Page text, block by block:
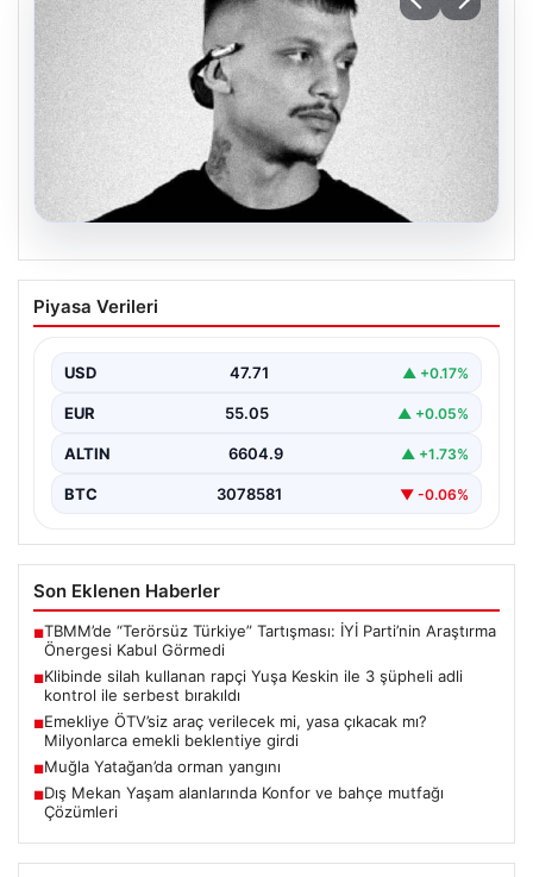
06.08.2026
Klibinde silah kullanan rapçi Yuşa
Keskin ile 3 şüpheli adli kontrol ile
Piyasa Verileri
USD 47.71 ▲ +0.17%
EUR 55.05 ▲ +0.05%
ALTIN 6604.9 ▲ +1.73%
BTC 3078581 ▼ -0.06%
Son Eklenen Haberler
■TBMM’de “Terörsüz Türkiye” Tartışması: İYİ Parti’nin Araştırma
Önergesi Kabul Görmedi
■Klibinde silah kullanan rapçi Yuşa Keskin ile 3 şüpheli adli
kontrol ile serbest bırakıldı
■Emekliye ÖTV’siz araç verilecek mi, yasa çıkacak mı?
Milyonlarca emekli beklentiye girdi
■Muğla Yatağan’da orman yangını
■Dış Mekan Yaşam alanlarında Konfor ve bahçe mutfağı
Çözümleri